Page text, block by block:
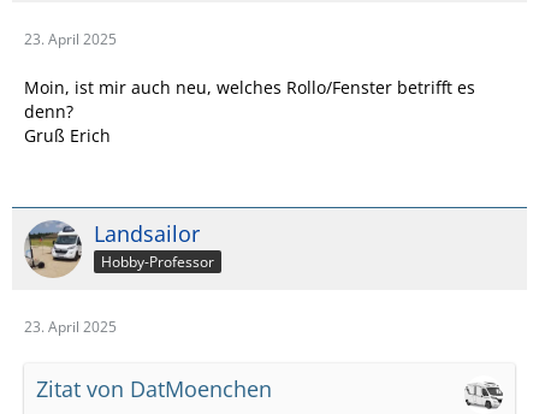
23. April 2025
Moin, ist mir auch neu, welches Rollo/Fenster betrifft es
denn?
Gruß Erich
Landsailor
Hobby-Professor
23. April 2025
Zitat von DatMoenchen